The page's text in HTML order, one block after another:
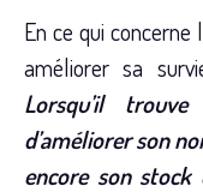
En ce qui concerne
améliorer sa
Lorsqu’il
d’améliorer son
encore son